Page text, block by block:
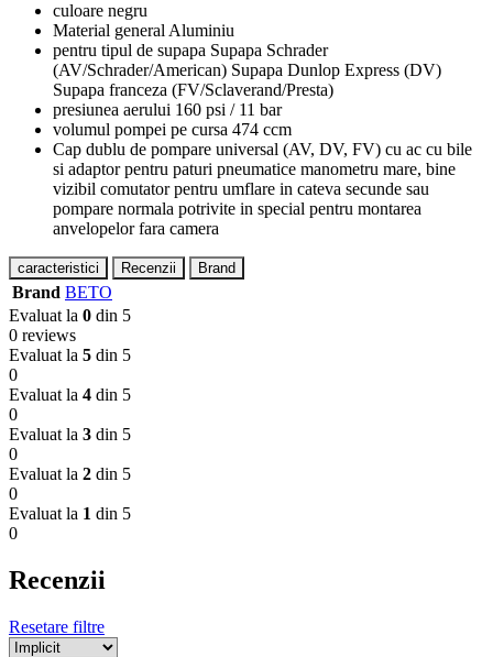
culoare negru
Material general Aluminiu
pentru tipul de supapa Supapa Schrader
(AV/Schrader/American) Supapa Dunlop Express (DV)
Supapa franceza (FV/Sclaverand/Presta)
presiunea aerului 160 psi / 11 bar
volumul pompei pe cursa 474 ccm
Cap dublu de pompare universal (AV, DV, FV) cu ac cu bile
si adaptor pentru paturi pneumatice manometru mare, bine
vizibil comutator pentru umflare in cateva secunde sau
pompare normala potrivite in special pentru montarea
anvelopelor fara camera
caracteristici Recenzii Brand
Brand BETO
Evaluat la 0 din 5
0 reviews
Evaluat la 5 din 5
0
Evaluat la 4 din 5
0
Evaluat la 3 din 5
0
Evaluat la 2 din 5
0
Evaluat la 1 din 5
0
Recenzii
Resetare filtre